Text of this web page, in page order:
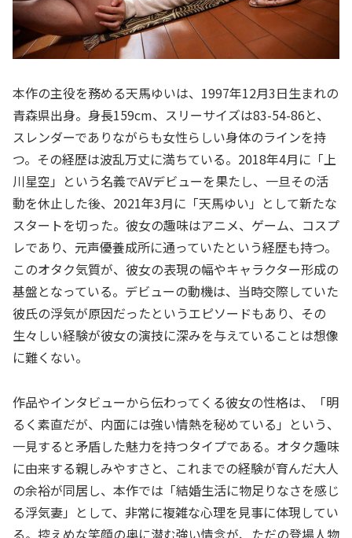
本作の主役を務める天馬ゆいは、1997年12月3日生まれの
青森県出身。身長159cm、スリーサイズは83-54-86と、
スレンダーでありながらも女性らしい身体のラインを持
つ。その経歴は波乱万丈に満ちている。2018年4月に「上
川星空」という名義でAVデビューを果たし、一旦その活
動を休止した後、2021年3月に「天馬ゆい」として新たな
スタートを切った。彼女の趣味はアニメ、ゲーム、コスプ
レであり、元声優養成所に通っていたという経歴も持つ。
このオタク気質が、彼女の表現の幅やキャラクター形成の
基盤となっている。デビューの動機は、当時交際していた
彼氏の浮気が原因だったというエピソードもあり、その
生々しい経験が彼女の演技に深みを与えていることは想像
に難くない。
作品やインタビューから伝わってくる彼女の性格は、「明
るく素直だが、内面には強い情熱を秘めている」という、
一見すると矛盾した魅力を持つタイプである。オタク趣味
に由来する親しみやすさと、これまでの経験が育んだ大人
の余裕が同居し、本作では「結婚生活に物足りなさを感じ
る浮気妻」として、非常に複雑な心理を見事に体現してい
る。控えめな笑顔の奥に潜む強い情念が、ただの登場人物